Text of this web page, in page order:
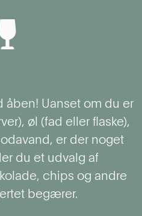
åben! Uanset om du er
øl (fad eller flaske),
er der noget
du et udvalg af
chips og andre
begærer.